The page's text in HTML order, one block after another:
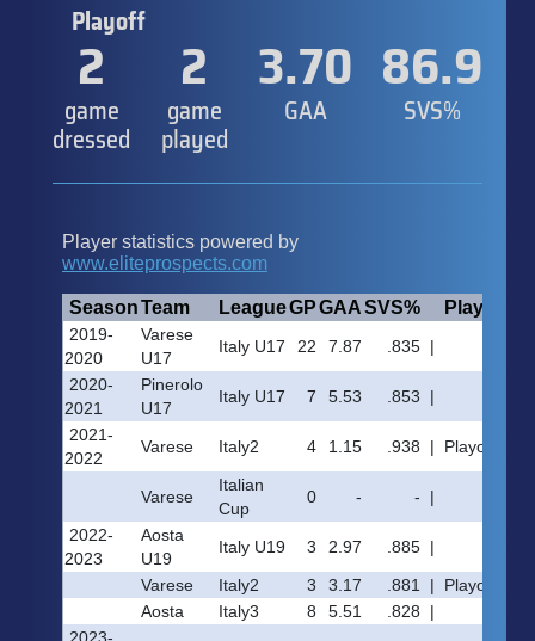
Playoff
2
game
dressed
2
game
played
3.70
GAA
86.9
SVS%